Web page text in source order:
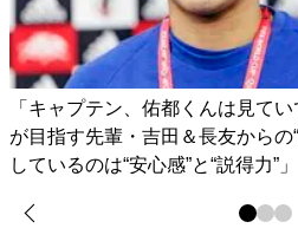
「キャプテン、佑都くんは見て
が目指す先輩・吉田＆長友からの
しているのは“安心感”と“説得力”」